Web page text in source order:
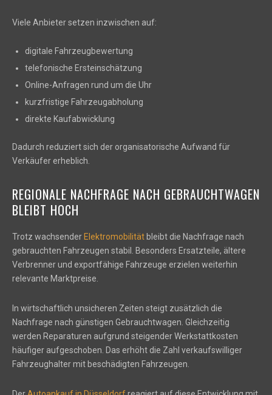
Viele Anbieter setzen inzwischen auf:
digitale Fahrzeugbewertung
telefonische Ersteinschätzung
Online-Anfragen rund um die Uhr
kurzfristige Fahrzeugabholung
direkte Kaufabwicklung
Dadurch reduziert sich der organisatorische Aufwand für
Verkäufer erheblich.
REGIONALE NACHFRAGE NACH GEBRAUCHTWAGEN
BLEIBT HOCH
Trotz wachsender Elektromobilität bleibt die Nachfrage nach
gebrauchten Fahrzeugen stabil. Besonders Ersatzteile, ältere
Verbrenner und exportfähige Fahrzeuge erzielen weiterhin
relevante Marktpreise.
In wirtschaftlich unsicheren Zeiten steigt zusätzlich die
Nachfrage nach günstigen Gebrauchtwagen. Gleichzeitig
werden Reparaturen aufgrund steigender Werkstattkosten
häufiger aufgeschoben. Das erhöht die Zahl verkaufswilliger
Fahrzeughalter mit beschädigten Fahrzeugen.